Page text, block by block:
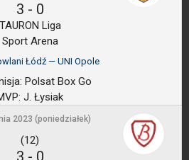
3 - 0
TAURON Liga
Sport Arena
Łódź — UNI Opole
Polsat Box Go
J. Łysiak
2023 (poniedziałek)
(12)
3 - 0